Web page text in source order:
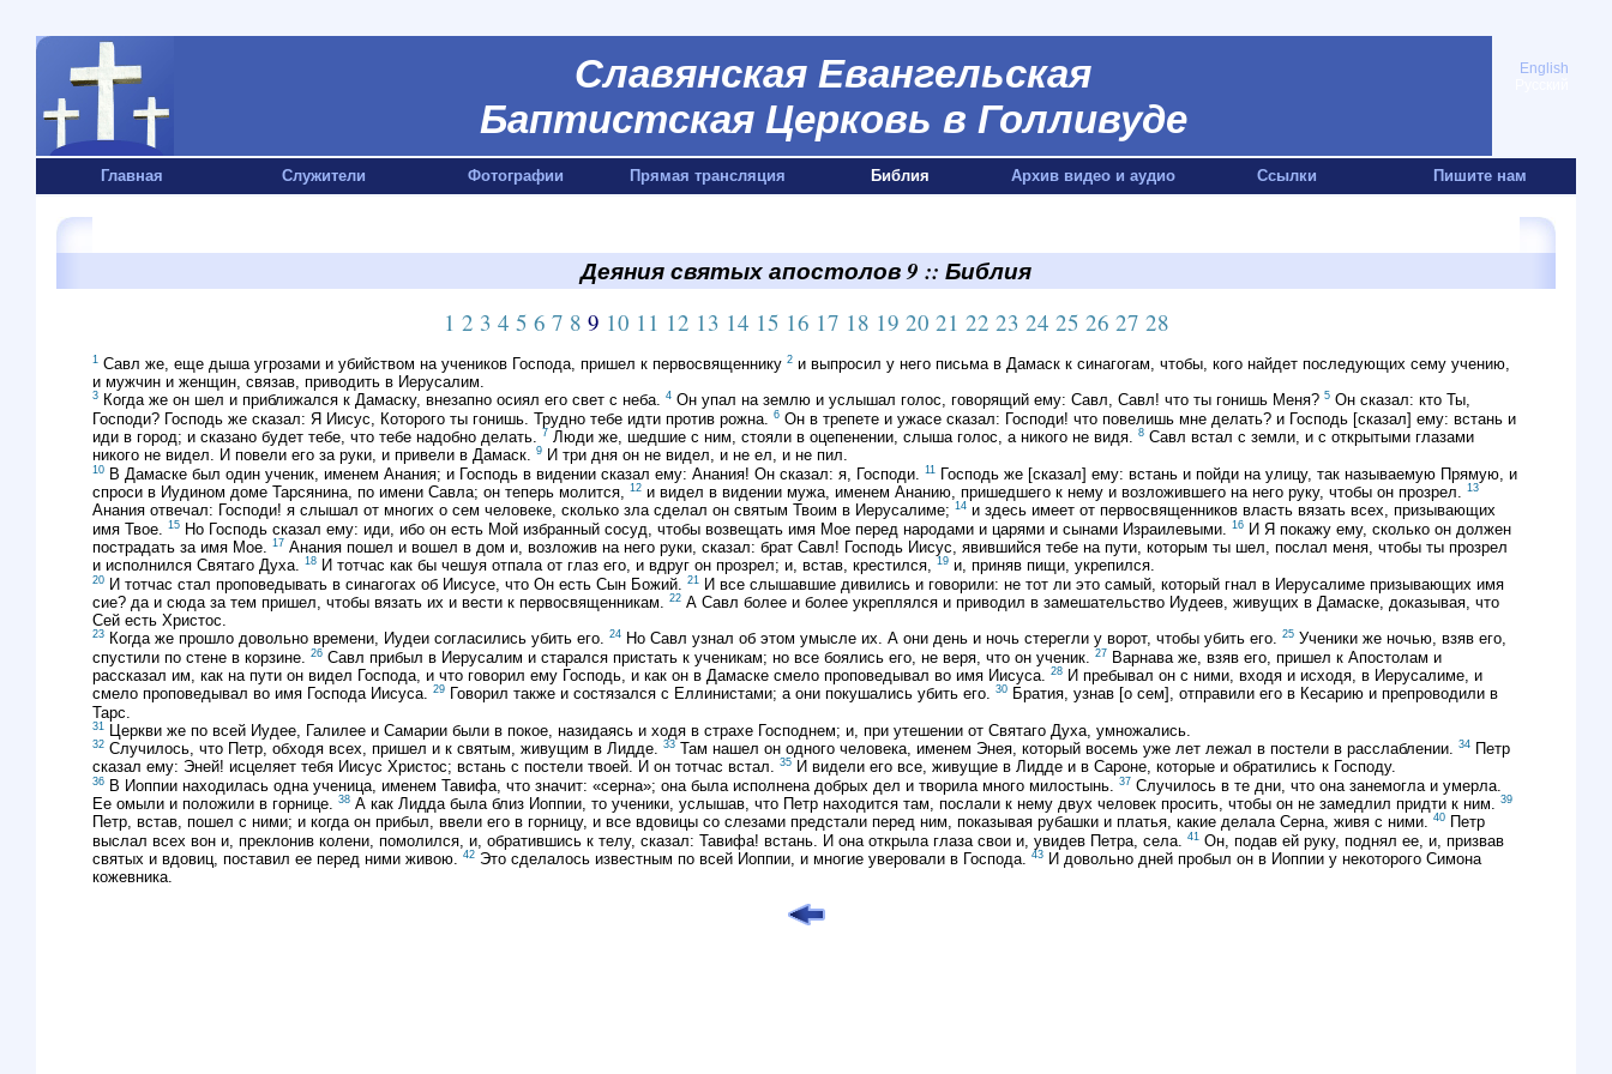
Славянская Евангельская
Баптистская Церковь в Голливуде
English
Главная Служители Фотографии Прямая трансляция Библия Архив видео и аудио Ссылки Пишите нам
Деяния святых апостолов 9 :: Библия
1 2 3 4 5 6 7 8 9 10 11 12 13 14 15 16 17 18 19 20 21 22 23 24 25 26 27 28
1 Савл же, еще дыша угрозами и убийством на учеников Господа, пришел к первосвященнику 2 и выпросил у него письма в Дамаск к синагогам, чтобы, кого найдет последующих сему учению,
и мужчин и женщин, связав, приводить в Иерусалим.
3 Когда же он шел и приближался к Дамаску, внезапно осиял его свет с неба. 4 Он упал на землю и услышал голос, говорящий ему: Савл, Савл! что ты гонишь Меня? 5 Он сказал: кто Ты,
Господи? Господь же сказал: Я Иисус, Которого ты гонишь. Трудно тебе идти против рожна.
6 Он в трепете и ужасе сказал: Господи! что повелишь мне делать? и Господь [сказал] ему: встань и
иди в город; и сказано будет тебе, что тебе надобно делать. 7 Люди же, шедшие с ним, стояли в оцепенении, слыша голос, а никого не видя. 8 Савл встал с земли, и с открытыми глазами
никого не видел. И повели его за руки, и привели в Дамаск. 9 И три дня он не видел, и не ел, и не пил.
10 В Дамаске был один ученик, именем Анания; и Господь в видении сказал ему: Анания! Он сказал: я, Господи. 11
Господь же [сказал] ему: встань и пойди на улицу, так называемую Прямую, и
спроси в Иудином доме Тарсянина, по имени Савла; он теперь молится, 12 и видел в видении мужа, именем Ананию, пришедшего к нему и возложившего на него руку, чтобы он прозрел. 13
Анания отвечал: Господи! я слышал от многих о сем человеке, сколько зла сделал он святым Твоим в Иерусалиме; 14 и здесь имеет от первосвященников власть вязать всех, призывающих
имя Твое.
15 Но Господь сказал ему: иди, ибо он есть Мой избранный сосуд, чтобы возвещать имя Мое перед народами и царями и сынами Израилевыми. 16 И Я покажу ему, сколько он должен
пострадать за имя Мое. 17 Анания пошел и вошел в дом и, возложив на него руки, сказал: брат Савл! Господь Иисус, явившийся тебе на пути, которым ты шел, послал меня, чтобы ты прозрел
и исполнился Святаго Духа. 18 И тотчас как бы чешуя отпала от глаз его, и вдруг он прозрел; и, встав, крестился, 19 и, приняв пищи, укрепился.
20 И тотчас стал проповедывать в синагогах об Иисусе, что Он есть Сын Божий. 21
И все слышавшие дивились и говорили: не тот ли это самый, который гнал в Иерусалиме призывающих имя
сие? да и сюда за тем пришел, чтобы вязать их и вести к первосвященникам. 22 А Савл более и более укреплялся и приводил в замешательство Иудеев, живущих в Дамаске, доказывая, что
Сей есть Христос.
23 Когда же прошло довольно времени, Иудеи согласились убить его. 24 Но Савл узнал об этом умысле их. А они день и ночь стерегли у ворот, чтобы убить его. 25 Ученики же ночью, взяв его,
спустили по стене в корзине.
26 Савл прибыл в Иерусалим и старался пристать к ученикам; но все боялись его, не веря, что он ученик. 27 Варнава же, взяв его, пришел к Апостолам и
рассказал им, как на пути он видел Господа, и что говорил ему Господь, и как он в Дамаске смело проповедывал во имя Иисуса. 28 И пребывал он с ними, входя и исходя, в Иерусалиме, и
смело проповедывал во имя Господа Иисуса. 29 Говорил также и состязался с Еллинистами; а они покушались убить его. 30 Братия, узнав [о сем], отправили его в Кесарию и препроводили в
Тарс.
31 Церкви же по всей Иудее, Галилее и Самарии были в покое, назидаясь и ходя в страхе Господнем; и, при утешении от Святаго Духа, умножались.
32 Случилось, что Петр, обходя всех, пришел и к святым, живущим в Лидде. 33 Там нашел он одного человека, именем Энея, который восемь уже лет лежал в постели в расслаблении. 34 Петр
сказал ему: Эней! исцеляет тебя Иисус Христос; встань с постели твоей. И он тотчас встал. 35 И видели его все, живущие в Лидде и в Сароне, которые и обратились к Господу.
36 В Иоппии находилась одна ученица, именем Тавифа, что значит: «серна»; она была исполнена добрых дел и творила много милостынь. 37 Случилось в те дни, что она занемогла и умерла.
Ее омыли и положили в горнице. 38 А как Лидда была близ Иоппии, то ученики, услышав, что Петр находится там, послали к нему двух человек просить, чтобы он не замедлил придти к ним. 39
Петр, встав, пошел с ними; и когда он прибыл, ввели его в горницу, и все вдовицы со слезами предстали перед ним, показывая рубашки и платья, какие делала Серна, живя с ними. 40 Петр
выслал всех вон и, преклонив колени, помолился, и, обратившись к телу, сказал: Тавифа! встань. И она открыла глаза свои и, увидев Петра, села.
41 Он, подав ей руку, поднял ее, и, призвав
святых и вдовиц, поставил ее перед ними живою. 42 Это сделалось известным по всей Иоппии, и многие уверовали в Господа. 43 И довольно дней пробыл он в Иоппии у некоторого Симона
кожевника.